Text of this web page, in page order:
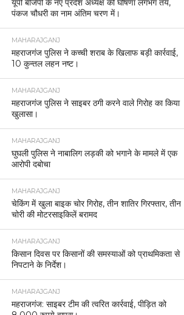
यूपी बीजेपी के नए प्रदेश अध्यक्ष की घोषणा लगभग तय,
पंकज चौधरी का नाम अंतिम चरण में।
MAHARAJGANJ
महराजगंज पुलिस ने कच्ची शराब के खिलाफ बड़ी कार्रवाई,
10 कुन्तल लहन नष्ट।
MAHARAJGANJ
महराजगंज पुलिस ने साइबर ठगी करने वाले गिरोह का किया
खुलासा।
MAHARAJGANJ
घुघली पुलिस ने नाबालिग लड़की को भगाने के मामले में एक
आरोपी दबोचा
MAHARAJGANJ
चेकिंग में खुला बाइक चोर गिरोह, तीन शातिर गिरफ्तार, तीन
चोरी की मोटरसाइकिलें बरामद
MAHARAJGANJ
किसान दिवस पर किसानों की समस्याओं को प्राथमिकता से
निपटाने के निर्देश।
MAHARAJGANJ
महराजगंज: साइबर टीम की त्वरित कार्रवाई, पीड़ित को